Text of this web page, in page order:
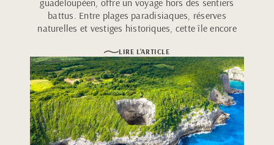
battus. Entre plages paradisiaques, réserves
naturelles et vestiges historiques, cette île encore
et inoubliables.
LIRE L'ARTICLE